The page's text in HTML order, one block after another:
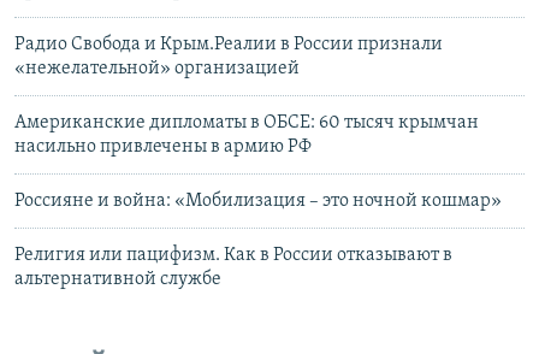
Радио Свобода и Крым.Реалии в России признали
«нежелательной» организацией
Американские дипломаты в ОБСЕ: 60 тысяч крымчан
насильно привлечены в армию РФ
Россияне и война: «Мобилизация – это ночной кошмар»
Религия или пацифизм. Как в России отказывают в
альтернативной службе